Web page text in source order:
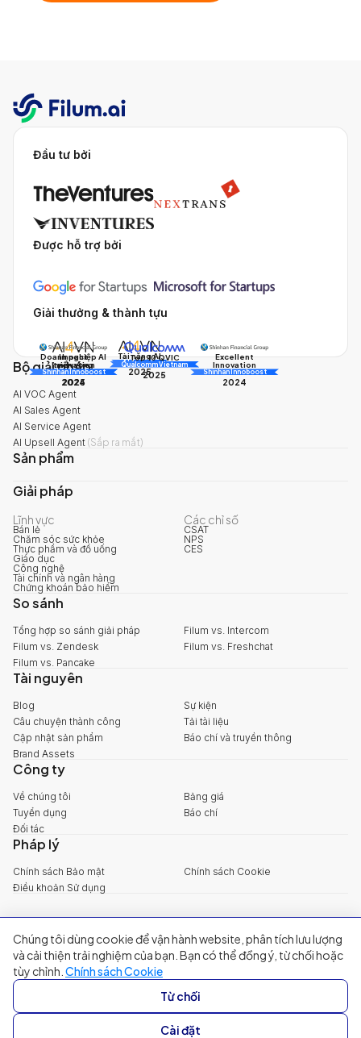
Đầu tư bởi
Được hỗ trợ bởi
Giải thưởng & thành tựu
Doanh nghiệp AI
triển vọng
AI Awards
2025
Tài năng AI
AI Awards
2025
Excellent
Innovation
Shinhan Innoboost
2024
Impact
Innovation
Shinhan Innoboost
2024
Top 10 QVIC
Qualcomm Vietnam
2025
Bộ giải pháp
AI VOC Agent
AI Sales Agent
AI Service Agent
AI Upsell Agent (Sắp ra mắt)
Sản phẩm
Giải pháp
Lĩnh vực
Bán lẻ
Chăm sóc sức khỏe
Thực phẩm và đồ uống
Giáo dục
Công nghệ
Tài chính và ngân hàng
Chứng khoán bảo hiểm
Các chỉ số
CSAT
NPS
CES
So sánh
Tổng hợp so sánh giải pháp
Filum vs. Intercom
Filum vs. Zendesk
Filum vs. Freshchat
Filum vs. Pancake
Tài nguyên
Blog
Sự kiện
Câu chuyện thành công
Tải tài liệu
Cập nhật sản phẩm
Báo chí và truyền thông
Brand Assets
Công ty
Về chúng tôi
Bảng giá
Tuyển dụng
Báo chí
Đối tác
Pháp lý
Chính sách Bảo mật
Chính sách Cookie
Điều khoản Sử dụng
explore@filum.ai
+84 888 18 1313
Trụ sở chính:Tầng 03, 65-67 Đường B4, Khu đô thị Sala, Phường An
Singapore:20A Tanjong Pagar Road, Singapore
© 2024 Filum Inc. All rights reserved.
Chúng tôi dùng cookie để vận hành website, phân tích lưu lượng
và cải thiện trải nghiệm của bạn. Bạn có thể đồng ý, từ chối hoặc
tùy chỉnh. Chính sách Cookie
Từ chối
Cài đặt